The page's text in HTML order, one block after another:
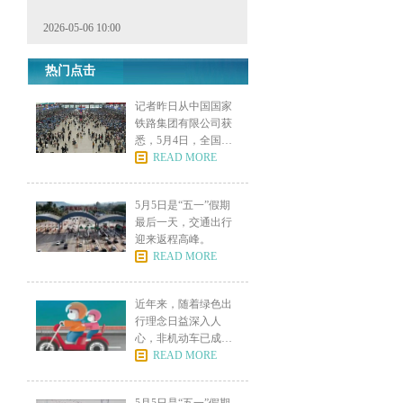
2026-05-06 10:00
热门点击
记者昨日从中国国家
铁路集团有限公司获
悉，5月4日，全国铁
路发READ MORE
5月5日是“五一”假期
最后一天，交通出行
迎来返程高峰。
READ MORE
近年来，随着绿色出
行理念日益深入人
心，非机动车已成为
市民日常
READ MORE